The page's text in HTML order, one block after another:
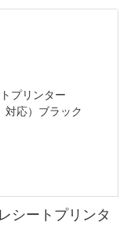
シートプリンタ